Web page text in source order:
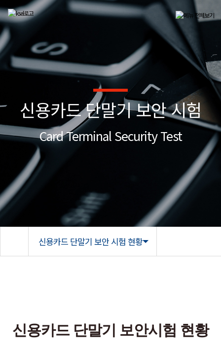
신용카드 단말기 보안 시험
Card Terminal Security Test
신용카드 단말기 보안 시험 현황
신용카드 단말기 보안시험 현황